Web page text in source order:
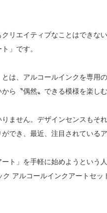
クリエイティブなことはでき
」です。
とは、アルコールインクを専用
ら〝偶然〟できる模様を楽しむ
りません。デザインセンスもそ
でき、最近、注目されているア
ト」を手軽に始めようという
アルコールインクアートセッ